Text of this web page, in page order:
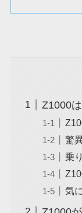
Z1000
驚
乗
気